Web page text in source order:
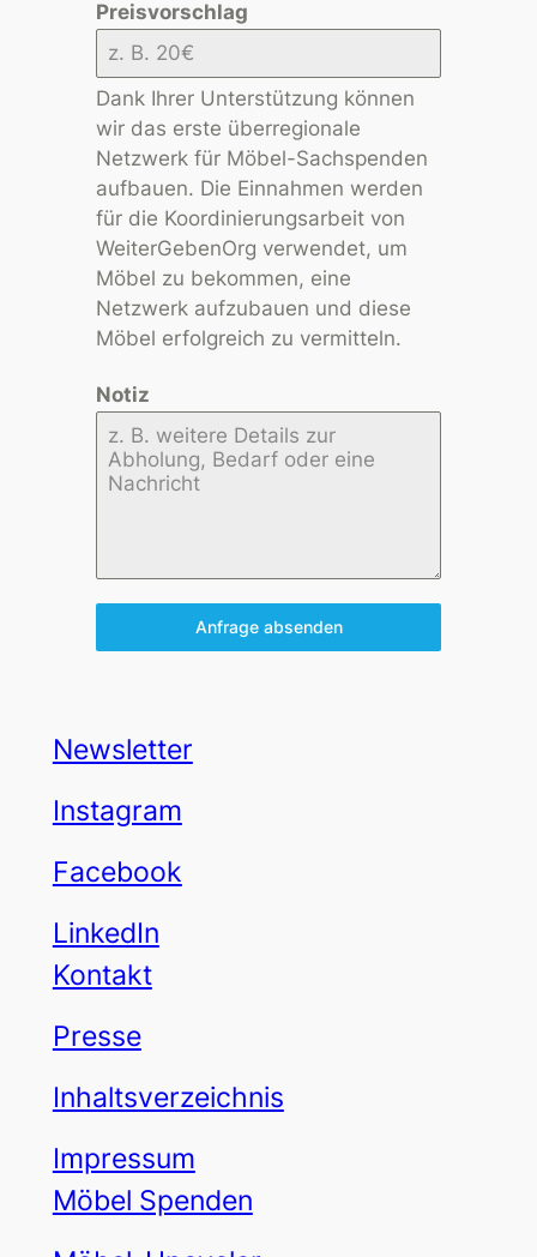
Preisvorschlag
Dank Ihrer Unterstützung können
wir das erste überregionale
Netzwerk für Möbel-Sachspenden
aufbauen. Die Einnahmen werden
für die Koordinierungsarbeit von
WeiterGebenOrg verwendet, um
Möbel zu bekommen, eine
Netzwerk aufzubauen und diese
Möbel erfolgreich zu vermitteln.
Notiz
Anfrage absenden
Newsletter
Instagram
Facebook
LinkedIn
Kontakt
Presse
Inhaltsverzeichnis
Impressum
Möbel Spenden